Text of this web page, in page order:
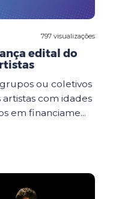
797 visualizações
edital do
ou coletivos
com idades
em financiame...